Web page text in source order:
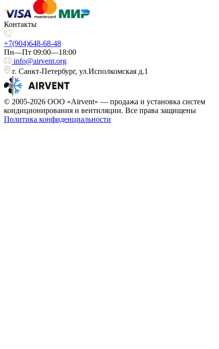
Контакты
+7(904)648-68-48
Пн—Пт 09:00—18:00
info@airvent.org
г. Санкт-Петербург, ул.Исполкомская д.1
© 2005-2026 ООО «Airvent» — продажа и установка систем
кондиционирования и вентиляции. Все права защищены
Политика конфиденциальности